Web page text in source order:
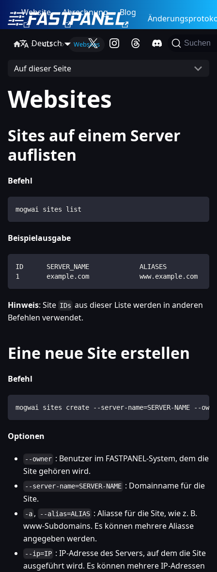
Website Abrechnung Blog
Deutsch Suchen
CLI Websites
Auf dieser Seite
Websites
Sites auf einem Server
auflisten
Befehl
mogwai sites list
Beispielausgabe
ID      SERVER_NAME             ALIASES
1       example.com             www.example.com
Hinweis: Site IDs aus dieser Liste werden in anderen
Befehlen verwendet.
Eine neue Site erstellen
Befehl
mogwai sites create --server-name=SERVER-NAME --
Optionen
--owner : Benutzer im FASTPANEL-System, dem die
Site gehören wird.
--server-name=SERVER-NAME : Domainname für die
Site.
-a , --alias=ALIAS : Aliasse für die Site, wie z. B.
www-Subdomains. Es können mehrere Aliasse
angegeben werden.
--ip=IP : IP-Adresse des Servers, auf dem die Site
ausgeführt wird. Es können mehrere IP-Adressen